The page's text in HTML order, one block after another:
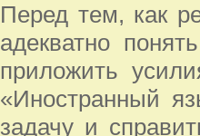
Перед тем, как
адекватно
приложить
«Иностранный
задачу и